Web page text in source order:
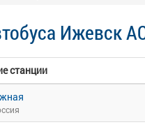
Ижевск
станции